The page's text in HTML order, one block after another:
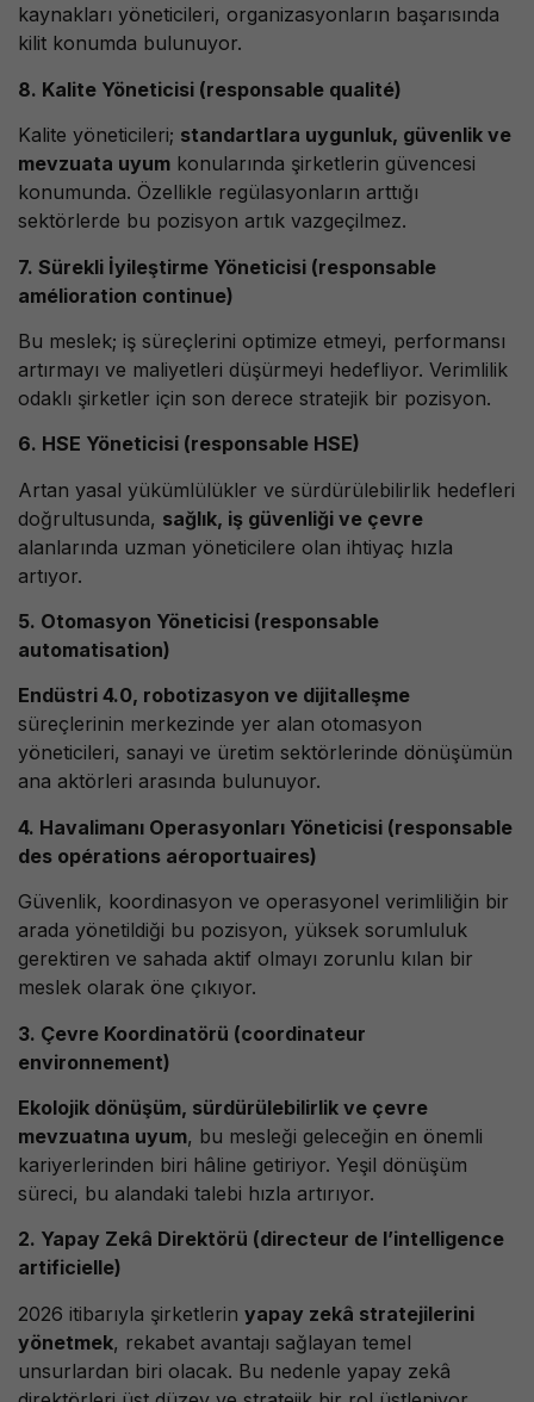
kaynakları yöneticileri, organizasyonların başarısında
kilit konumda bulunuyor.
8. Kalite Yöneticisi (responsable qualité)
Kalite yöneticileri; standartlara uygunluk, güvenlik ve
mevzuata uyum konularında şirketlerin güvencesi
konumunda. Özellikle regülasyonların arttığı
sektörlerde bu pozisyon artık vazgeçilmez.
7. Sürekli İyileştirme Yöneticisi (responsable
amélioration continue)
Bu meslek; iş süreçlerini optimize etmeyi, performansı
artırmayı ve maliyetleri düşürmeyi hedefliyor. Verimlilik
odaklı şirketler için son derece stratejik bir pozisyon.
6. HSE Yöneticisi (responsable HSE)
Artan yasal yükümlülükler ve sürdürülebilirlik hedefleri
doğrultusunda, sağlık, iş güvenliği ve çevre
alanlarında uzman yöneticilere olan ihtiyaç hızla
artıyor.
5. Otomasyon Yöneticisi (responsable
automatisation)
Endüstri 4.0, robotizasyon ve dijitalleşme
süreçlerinin merkezinde yer alan otomasyon
yöneticileri, sanayi ve üretim sektörlerinde dönüşümün
ana aktörleri arasında bulunuyor.
4. Havalimanı Operasyonları Yöneticisi (responsable
des opérations aéroportuaires)
Güvenlik, koordinasyon ve operasyonel verimliliğin bir
arada yönetildiği bu pozisyon, yüksek sorumluluk
gerektiren ve sahada aktif olmayı zorunlu kılan bir
meslek olarak öne çıkıyor.
3. Çevre Koordinatörü (coordinateur
environnement)
Ekolojik dönüşüm, sürdürülebilirlik ve çevre
mevzuatına uyum, bu mesleği geleceğin en önemli
kariyerlerinden biri hâline getiriyor. Yeşil dönüşüm
süreci, bu alandaki talebi hızla artırıyor.
2. Yapay Zekâ Direktörü (directeur de l’intelligence
artificielle)
2026 itibarıyla şirketlerin yapay zekâ stratejilerini
yönetmek, rekabet avantajı sağlayan temel
unsurlardan biri olacak. Bu nedenle yapay zekâ